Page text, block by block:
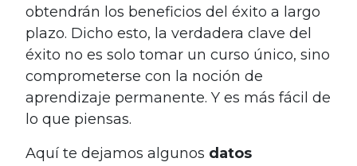
obtendrán los beneficios del éxito a largo
plazo. Dicho esto, la verdadera clave del
éxito no es solo tomar un curso único, sino
comprometerse con la noción de
aprendizaje permanente. Y es más fácil de
lo que piensas.
Aquí te dejamos algunos datos